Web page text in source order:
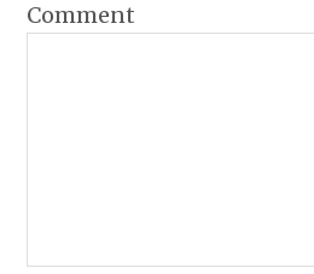
Comment